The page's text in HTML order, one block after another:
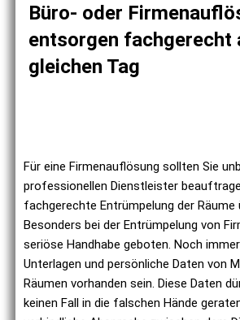
Büro- oder
entsorgen fachgerecht
gleichen Tag
Für eine Firmenauflösung sollten Sie
professionellen Dienstleister
fachgerechte Entrümpelung der Räume
Besonders bei der Entrümpelung von
seriöse Handhabe geboten. Noch
Unterlagen und persönliche Daten von
Räumen vorhanden sein. Diese Daten
keinen Fall in die falschen Hände